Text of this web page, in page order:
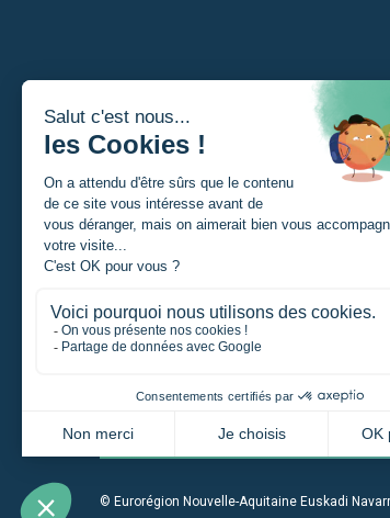
Je suis
Un porteur de projet
Une entreprise
Un particulier
© Eurorégion Nouvelle-Aquitaine Euskadi